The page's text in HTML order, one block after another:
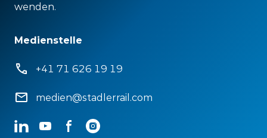
wenden.
Medienstelle
+41 71 626 19 19
medien@stadlerrail.com
LinkedInYouTubeFacebookInstagram